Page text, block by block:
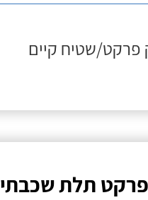
פרקט/שטיח קיים
תלת שכבתי